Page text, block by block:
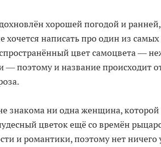
хорошей погодой и
хочется написать про один из
цвет самоцвета —
поэтому и название происходит
знакома ни одна женщина,
цветок ещё со времён
и романтики, поэтому нет ничего